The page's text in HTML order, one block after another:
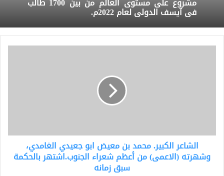
في آيسف الدولي لعام 2022م.
وشهرته
(الاعمى)
من
أعظم
الشاعر الكبير. محمد بن معيض ابو جعيدي الغامدي،
وشهرته (الاعمى) من أعظم شعراء الجنوب.اشتهر بالحكمة
سبق زمانه